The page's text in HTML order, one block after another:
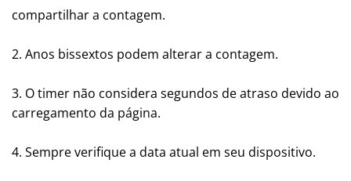
compartilhar a contagem.
2. Anos bissextos podem alterar a contagem.
3. O timer não considera segundos de atraso devido ao
carregamento da página.
4. Sempre verifique a data atual em seu dispositivo.